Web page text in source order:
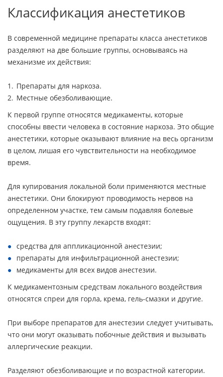
Классификация анестетиков
В современной медицине препараты класса анестетиков
разделяют на две большие группы, основываясь на
механизме их действия:
Препараты для наркоза.
Местные обезболивающие.
К первой группе относятся медикаменты, которые
способны ввести человека в состояние наркоза. Это общие
анестетики, которые оказывают влияние на весь организм
в целом, лишая его чувствительности на необходимое
время.
Для купирования локальной боли применяются местные
анестетики. Они блокируют проводимость нервов на
определенном участке, тем самым подавляя болевые
ощущения. В эту группу лекарств входят:
средства для аппликационной анестезии;
препараты для инфильтрационной анестезии;
медикаменты для всех видов анестезии.
К медикаментозным средствам локального воздействия
относятся спреи для горла, крема, гель-смазки и другие.
При выборе препаратов для анестезии следует учитывать,
что они могут оказывать побочные действия и вызывать
аллергические реакции.
Разделяют обезболивающие и по возрастной категории.